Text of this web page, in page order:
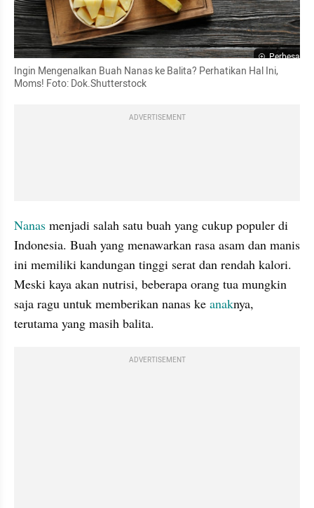
Perbesar
Ingin Mengenalkan Buah Nanas ke Balita? Perhatikan Hal Ini,
Moms! Foto: Dok.Shutterstock
ADVERTISEMENT
Nanas menjadi salah satu buah yang cukup populer di
Indonesia. Buah yang menawarkan rasa asam dan manis
ini memiliki kandungan tinggi serat dan rendah kalori.
Meski kaya akan nutrisi, beberapa orang tua mungkin
saja ragu untuk memberikan nanas ke anaknya,
terutama yang masih balita.
ADVERTISEMENT